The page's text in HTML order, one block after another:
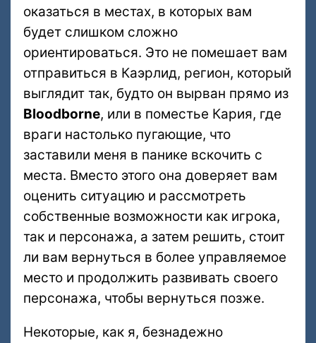
оказаться в местах, в которых вам
будет слишком сложно
ориентироваться. Это не помешает вам
отправиться в Каэрлид, регион, который
выглядит так, будто он вырван прямо из
Bloodborne, или в поместье Кария, где
враги настолько пугающие, что
заставили меня в панике вскочить с
места. Вместо этого она доверяет вам
оценить ситуацию и рассмотреть
собственные возможности как игрока,
так и персонажа, а затем решить, стоит
ли вам вернуться в более управляемое
место и продолжить развивать своего
персонажа, чтобы вернуться позже.
Некоторые, как я, безнадежно